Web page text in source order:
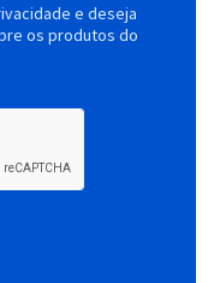
e deseja
os produtos do